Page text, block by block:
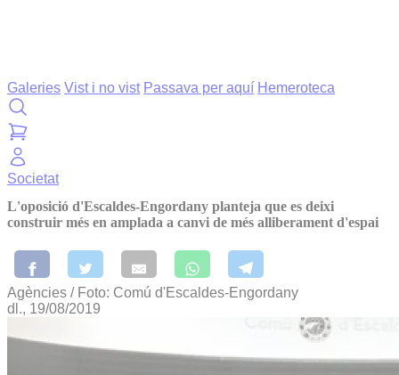
Galeries Vist i no vist Passava per aquí Hemeroteca
Societat
L'oposició d'Escaldes-Engordany planteja que es deixi
construir més en amplada a canvi de més alliberament d'espai
Agències / Foto: Comú d'Escaldes-Engordany
dl., 19/08/2019